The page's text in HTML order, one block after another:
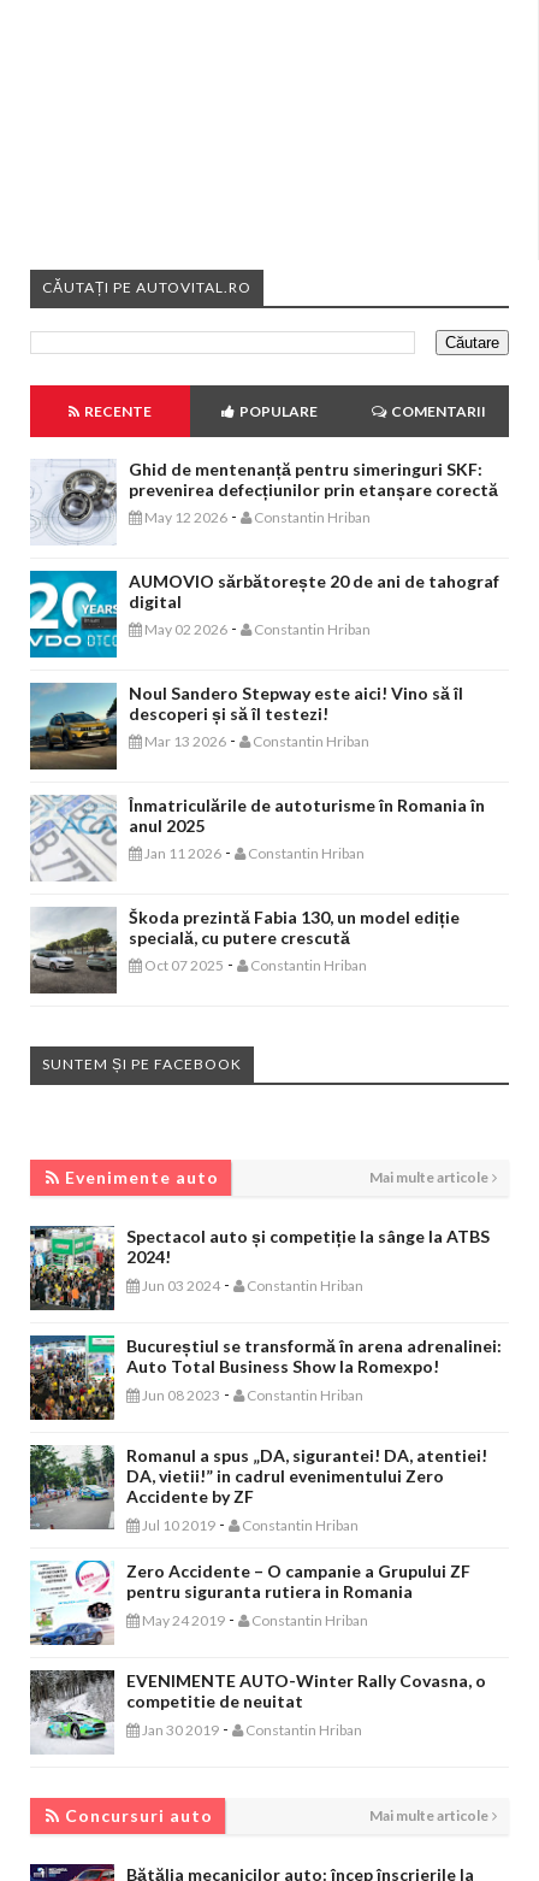
CĂUTAȚI PE AUTOVITAL.RO
RECENTE POPULARE COMENTARII
Ghid de mentenanță pentru simeringuri SKF:
prevenirea defecțiunilor prin etanșare corectă
May 12 2026 - Constantin Hriban
AUMOVIO sărbătorește 20 de ani de tahograf
digital
May 02 2026 - Constantin Hriban
Noul Sandero Stepway este aici! Vino să îl
descoperi și să îl testezi!
Mar 13 2026 - Constantin Hriban
Înmatriculările de autoturisme în Romania în
anul 2025
Jan 11 2026 - Constantin Hriban
Škoda prezintă Fabia 130, un model ediție
specială, cu putere crescută
Oct 07 2025 - Constantin Hriban
SUNTEM ȘI PE FACEBOOK
Evenimente auto Mai multe articole
Spectacol auto și competiție la sânge la ATBS
2024!
Jun 03 2024 - Constantin Hriban
Bucureștiul se transformă în arena adrenalinei:
Auto Total Business Show la Romexpo!
Jun 08 2023 - Constantin Hriban
Romanul a spus „DA, sigurantei! DA, atentiei!
DA, vietii!” in cadrul evenimentului Zero
Accidente by ZF
Jul 10 2019 - Constantin Hriban
Zero Accidente – O campanie a Grupului ZF
pentru siguranta rutiera in Romania
May 24 2019 - Constantin Hriban
EVENIMENTE AUTO-Winter Rally Covasna, o
competitie de neuitat
Jan 30 2019 - Constantin Hriban
Concursuri auto Mai multe articole
Bătălia mecanicilor auto: încep înscrierile la